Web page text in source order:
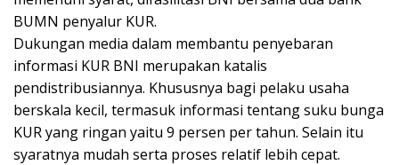
BUMN penyalur KUR.
Dukungan media dalam membantu penyebaran
informasi KUR BNI merupakan katalis
pendistribusiannya. Khususnya bagi pelaku usaha
berskala kecil, termasuk informasi tentang suku bunga
KUR yang ringan yaitu 9 persen per tahun. Selain itu
syaratnya mudah serta proses relatif lebih cepat.